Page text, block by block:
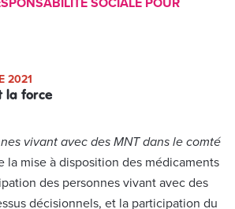
2021
la force
vivant avec des MNT dans le comté
la mise à disposition des médicaments
des personnes vivant avec des
décisionnels, et la participation du